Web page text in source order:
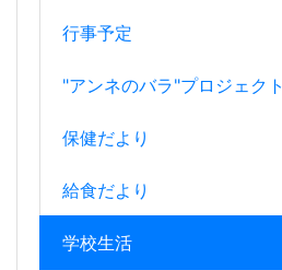
行事予定
"アンネのバラ"プロジェクト
保健だより
給食だより
学校生活